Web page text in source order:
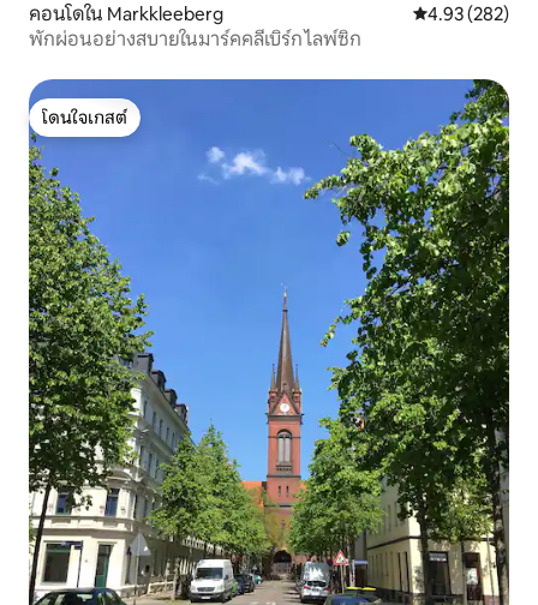
คอนโดใน Markkleeberg คะแนนเฉลี่ย
4.93 (282)
พักผ่อนอย่างสบายในมาร์คคลีเบิร์ก ไลพ์ซิก
โดนใจเกสต์
โดนใจเกสต์